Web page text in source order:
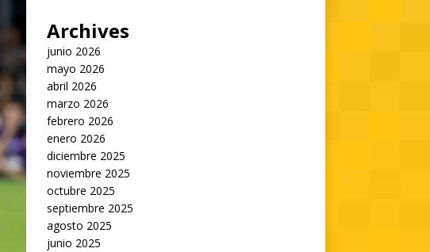
Archives
junio 2026
mayo 2026
abril 2026
marzo 2026
febrero 2026
enero 2026
diciembre 2025
noviembre 2025
octubre 2025
septiembre 2025
agosto 2025
junio 2025